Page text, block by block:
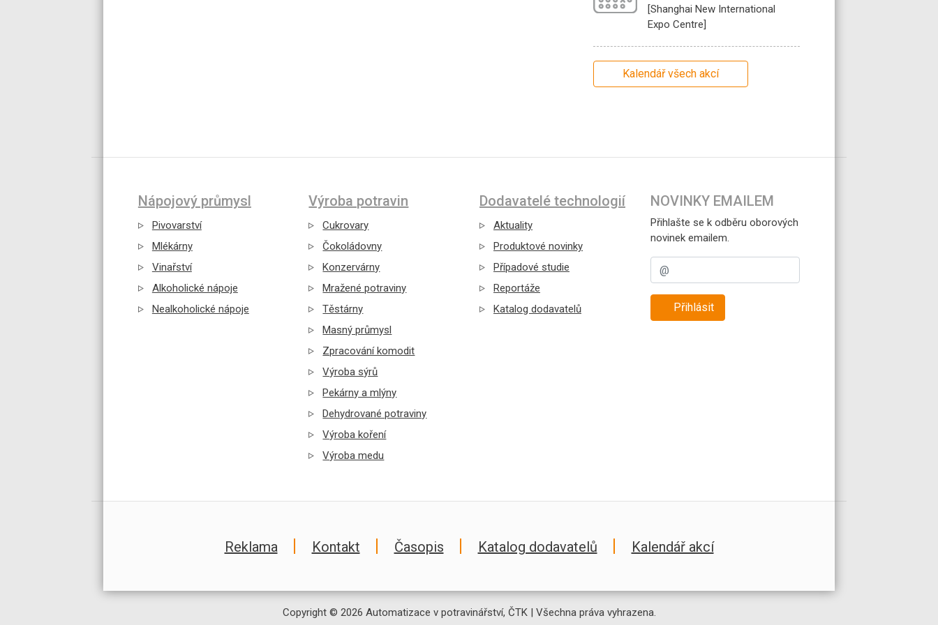
[Shanghai New International
Expo Centre]
Kalendář všech akcí
Nápojový průmysl
Pivovarství
Mlékárny
Vinařství
Alkoholické nápoje
Nealkoholické nápoje
Výroba potravin
Cukrovary
Čokoládovny
Konzervárny
Mražené potraviny
Těstárny
Masný průmysl
Zpracování komodit
Výroba sýrů
Pekárny a mlýny
Dehydrované potraviny
Výroba koření
Výroba medu
Dodavatelé technologií
Aktuality
Produktové novinky
Případové studie
Reportáže
Katalog dodavatelů
NOVINKY EMAILEM
Přihlašte se k odběru oborových
novinek emailem.
Přihlásit
Reklama Kontakt Časopis Katalog dodavatelů Kalendář akcí
Copyright © 2026 Automatizace v potravinářství, ČTK | Všechna práva vyhrazena.